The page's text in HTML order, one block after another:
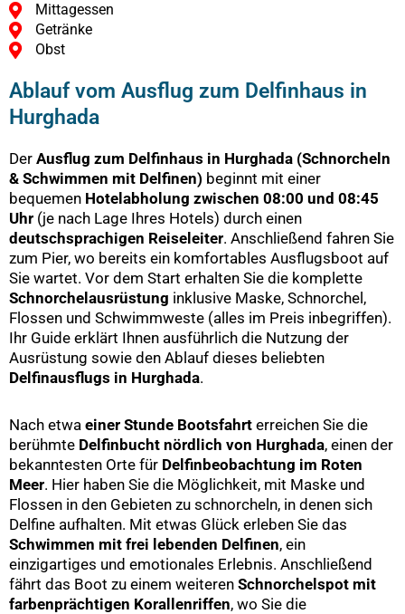
Mittagessen
Getränke
Obst
Ablauf vom Ausflug zum Delfinhaus in
Hurghada
Der Ausflug zum Delfinhaus in Hurghada (Schnorcheln
& Schwimmen mit Delfinen) beginnt mit einer
bequemen Hotelabholung zwischen 08:00 und 08:45
Uhr (je nach Lage Ihres Hotels) durch einen
deutschsprachigen Reiseleiter. Anschließend fahren Sie
zum Pier, wo bereits ein komfortables Ausflugsboot auf
Sie wartet. Vor dem Start erhalten Sie die komplette
Schnorchelausrüstung inklusive Maske, Schnorchel,
Flossen und Schwimmweste (alles im Preis inbegriffen).
Ihr Guide erklärt Ihnen ausführlich die Nutzung der
Ausrüstung sowie den Ablauf dieses beliebten
Delfinausflugs in Hurghada.
Nach etwa einer Stunde Bootsfahrt erreichen Sie die
berühmte Delfinbucht nördlich von Hurghada, einen der
bekanntesten Orte für Delfinbeobachtung im Roten
Meer. Hier haben Sie die Möglichkeit, mit Maske und
Flossen in den Gebieten zu schnorcheln, in denen sich
Delfine aufhalten. Mit etwas Glück erleben Sie das
Schwimmen mit frei lebenden Delfinen, ein
einzigartiges und emotionales Erlebnis. Anschließend
fährt das Boot zu einem weiteren Schnorchelspot mit
farbenprächtigen Korallenriffen, wo Sie die